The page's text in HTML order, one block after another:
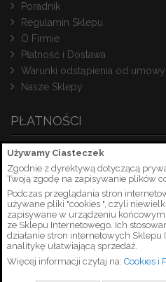
Używamy Ciasteczek
Zgodnie z dyrektywą dotyczącą
Twoją zgodę na zapisywanie plików
Podczas przeglądania stron
używane pliki "cookies ", czyli
zapisywane w urządzeniu
ze Sklepu Internetowego. Ich
działanie stron internetowych
analitykę ułatwiającą sprzedaż.
Więcej informacji czytaj na: Cookies i
Poradnik
Regulamin Sklepu
O Firmie
Płatność i Dostawa
Warunki odstąpienia od umowy
Nasze Sklepy
PŁATNOŚCI